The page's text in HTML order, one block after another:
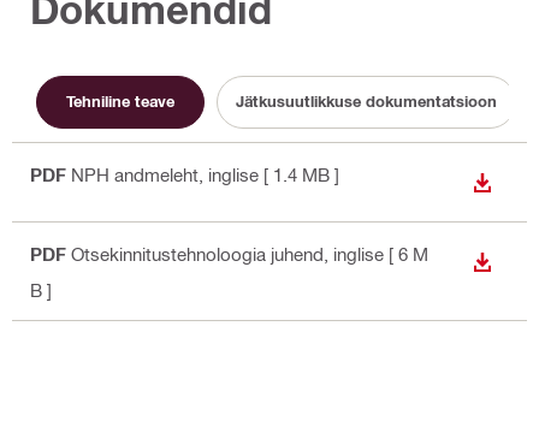
Tehniline teave Jätkusuutlikkuse dokumentatsioon
PDF NPH andmeleht , inglise [ 1.4 MB ]
PDF Otsekinnitustehnoloogia juhend , inglise [ 6 M
B ]